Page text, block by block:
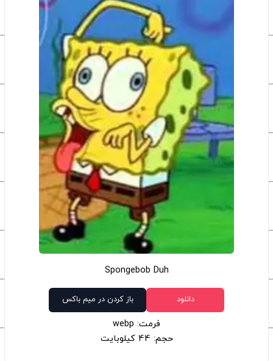
Spongebob Duh
دانلود باز کردن در میم باکس
فرمت: webp
حجم: 44 کیلوبایت